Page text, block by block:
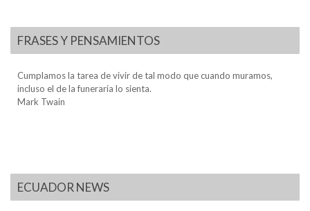
FRASES Y PENSAMIENTOS
Cumplamos la tarea de vivir de tal modo que cuando muramos,
incluso el de la funeraria lo sienta.
Mark Twain
ECUADOR NEWS